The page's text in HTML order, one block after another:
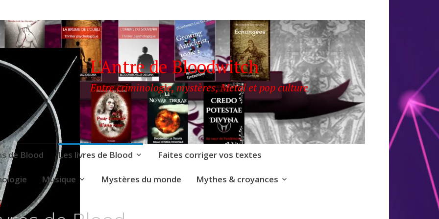
L'Antre de Bloodwitch
Entre criminologie, mystères, Metal et pop culture
de Blood Les livres de Blood Faites corriger vos textes
Musique Mystères du monde Mythes & croyances